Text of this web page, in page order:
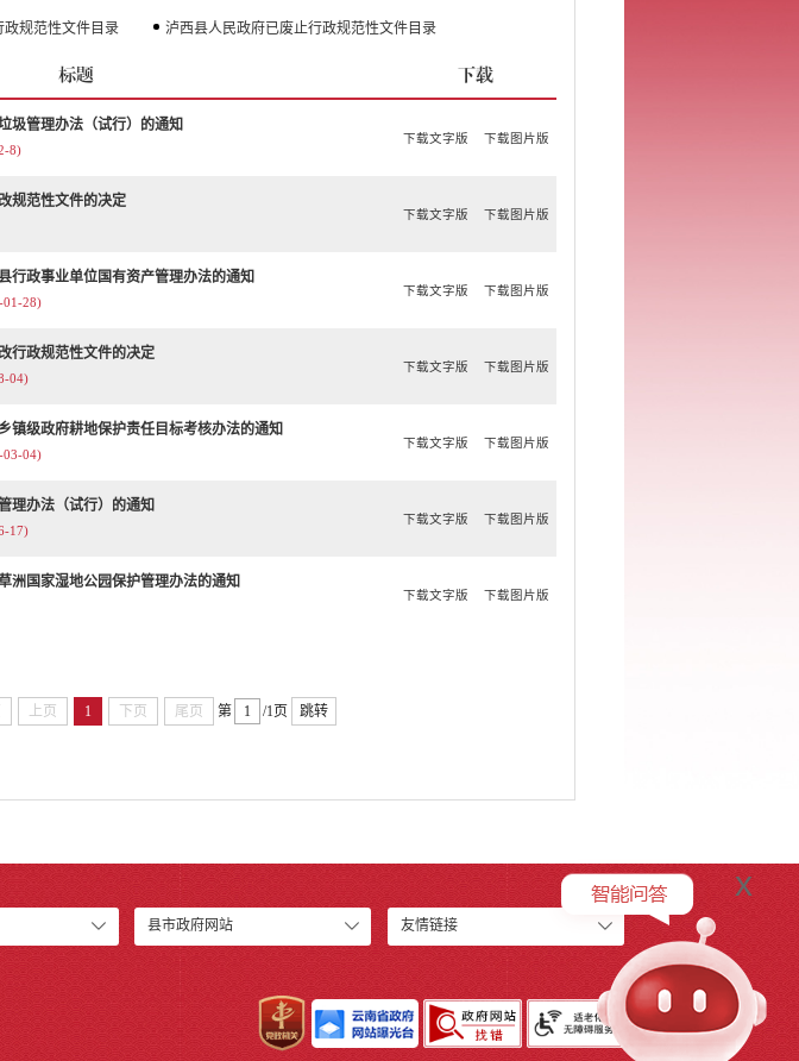
规范性文件目录 泸西县人民政府已废止行政规范性文件目录
标题 下载
圾管理办法（试行）的通知
8)
下载文字版 下载图片版
规范性文件的决定
下载文字版 下载图片版
行政事业单位国有资产管理办法的通知
01-28)
下载文字版 下载图片版
行政规范性文件的决定
04)
下载文字版 下载图片版
镇级政府耕地保护责任目标考核办法的通知
03-04)
下载文字版 下载图片版
理办法（试行）的通知
17)
下载文字版 下载图片版
洲国家湿地公园保护管理办法的通知
下载文字版 下载图片版
上页 1 下页 尾页 第 /1页 跳转
县市政府网站 友情链接
x